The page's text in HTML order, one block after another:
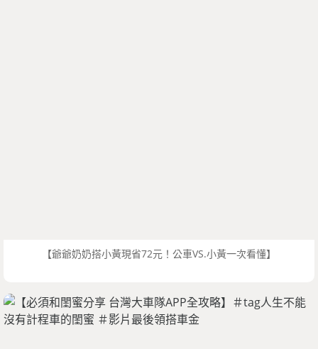
【爺爺奶奶搭小黃現省72元！公車VS.小黃一次看懂】